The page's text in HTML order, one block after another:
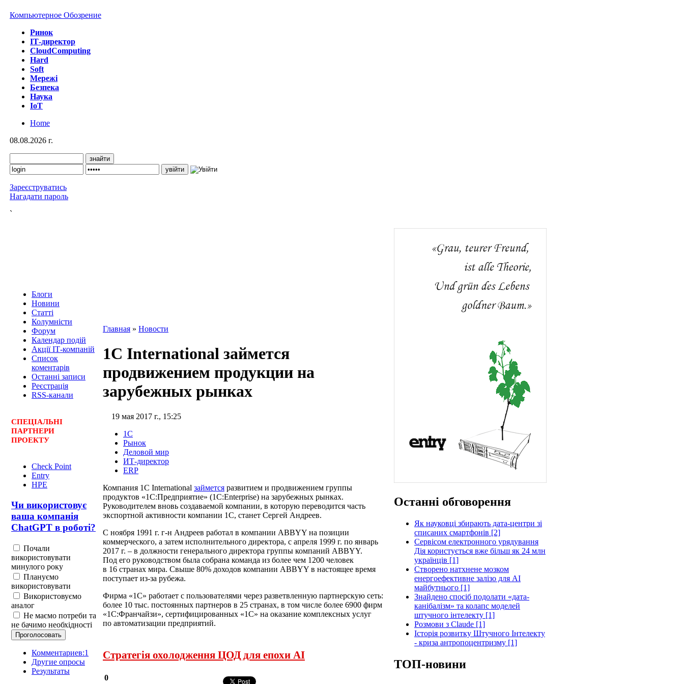
Компьютерное Обозрение
Ринок
IТ-директор
CloudComputing
Hard
Soft
Мережі
Безпека
Наука
IoT
Home
08.08.2026 г.
Зареєструватись
Нагадати пароль
`
Блоги
Новини
Статті
Колумністи
Форум
Календар подій
Акції ІТ-компаній
Список
коментарів
Останні записи
Реєстрація
RSS-канали
СПЕЦІАЛЬНІ
ПАРТНЕРИ
ПРОЕКТУ
Check Point
Entry
HPE
Чи використовує
ваша компанія
ChatGPT в роботі?
Почали
використовувати
минулого року
Плануємо
використовувати
Використовуємо
аналог
Не маємо потреби та
не бачимо необхідності
Комментариев:1
Другие опросы
Результаты
Главная » Новости
1С International займется
продвижением продукции на
зарубежных рынках
19 мая 2017 г., 15:25
1C
Рынок
Деловой мир
ИТ-директор
ERP
Компания 1С International займется развитием и продвижением группы
продуктов «1C:Предприятие» (1С:Enterprise) на зарубежных рынках.
Руководителем вновь создаваемой компании, в которую переводится часть
экспортной активности компании 1С, станет Сергей Андреев.
С ноября 1991 г. г-н Андреев работал в компании ABBYY на позиции
коммерческого, а затем исполнительного директора, с апреля 1999 г. по январь
2017 г. – в должности генерального директора группы компаний ABBYY.
Под его руководством была собрана команда из более чем 1200 человек
в 16 странах мира. Свыше 80% доходов компании ABBYY в настоящее время
поступает из-за рубежа.
Фирма «1С» работает с пользователями через разветвленную партнерскую сеть:
более 10 тыс. постоянных партнеров в 25 странах, в том числе более 6900 фирм
«1С:Франчайзи», сертифицированных «1С» на оказание комплексных услуг
по автоматизации предприятий.
Стратегія охолодження ЦОД для епохи AI
0
Останні обговорення
Як науковці збирають дата-центри зі
списаних смартфонів [2]
Сервісом електронного урядування
Дія користується вже більш як 24 млн
українців [1]
Створено натхнене мозком
енергоефективне залізо для AI
майбутнього [1]
Знайдено спосіб подолати «дата-
канібалізм» та колапс моделей
штучного інтелекту [1]
Розмови з Claude [1]
Історія розвитку Штучного Інтелекту
- криза антропоцентризму [1]
ТОП-новини